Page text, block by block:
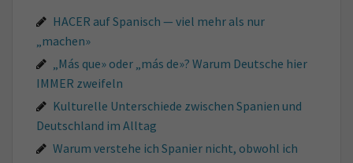
HACER auf Spanisch — viel mehr als nur
„machen»
„Más que» oder „más de»? Warum Deutsche hier
IMMER zweifeln
Kulturelle Unterschiede zwischen Spanien und
Deutschland im Alltag
Warum verstehe ich Spanier nicht, obwohl ich